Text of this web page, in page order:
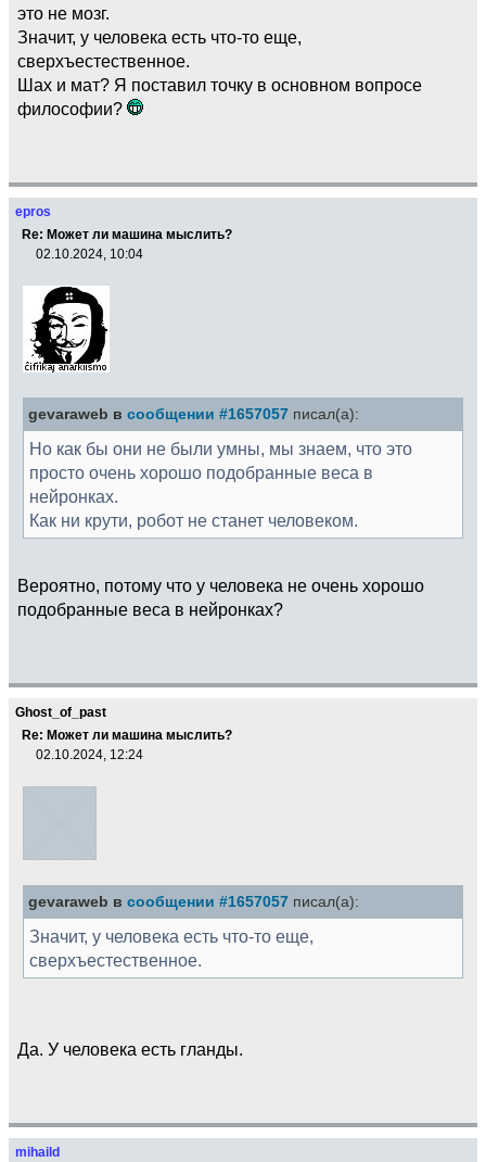
это не мозг.
Значит, у человека есть что-то еще,
сверхъестественное.
Шах и мат? Я поставил точку в основном вопросе
философии?
epros
Re: Может ли машина мыслить?
02.10.2024, 10:04
gevaraweb в сообщении #1657057 писал(а):
Но как бы они не были умны, мы знаем, что это
просто очень хорошо подобранные веса в
нейронках.
Как ни крути, робот не станет человеком.
Вероятно, потому что у человека не очень хорошо
подобранные веса в нейронках?
Ghost_of_past
Re: Может ли машина мыслить?
02.10.2024, 12:24
gevaraweb в сообщении #1657057 писал(а):
Значит, у человека есть что-то еще,
сверхъестественное.
Да. У человека есть гланды.
mihaild